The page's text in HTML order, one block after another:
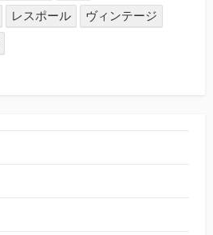
レスポール
ヴィンテージ